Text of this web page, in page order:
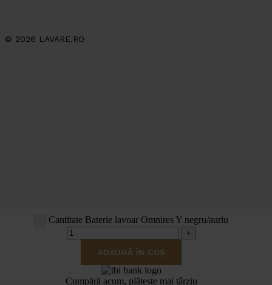
Cantitate Baterie lavoar Omnires Y negru/auriu
ADAUGĂ ÎN COȘ
Cumpără acum, plătește mai târziu
© 2026 LAVARE.RO